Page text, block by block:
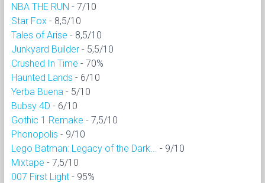
NBA THE RUN - 7/10
Star Fox - 8,5/10
Tales of Arise - 8,5/10
Junkyard Builder - 5,5/10
Crushed In Time - 70%
Haunted Lands - 6/10
Yerba Buena - 5/10
Bubsy 4D - 6/10
Gothic 1 Remake - 7,5/10
Phonopolis - 9/10
Lego Batman: Legacy of the Dark...
- 9/10
Mixtape - 7,5/10
007 First Light - 95%